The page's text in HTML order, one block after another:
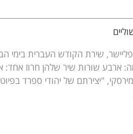
שלמה אבן גבירול
לאל, נשמה חכמה, ועבדי אותו בפחד
פְנֵי לֵילֵךְ וְיוֹמֵךְ, / וְלָמָּה תִרְדְפִי הֶבֶל
אחר ההבל של העולם הזה.‏
שירת הקודש העברית בימי
ארבע שורות שיר שלהן חרוז אחד: